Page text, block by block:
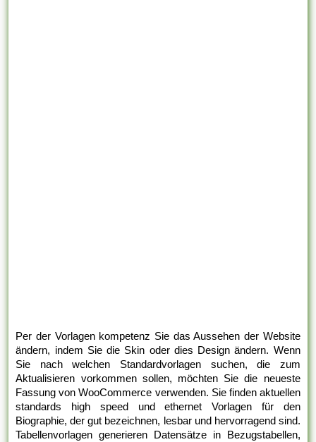
Per der Vorlagen kompetenz Sie das Aussehen der Website
ändern, indem Sie die Skin oder dies Design ändern. Wenn
Sie nach welchen Standardvorlagen suchen, die zum
Aktualisieren vorkommen sollen, möchten Sie die neueste
Fassung von WooCommerce verwenden. Sie finden aktuellen
standards high speed und ethernet Vorlagen für den
Biographie, der gut bezeichnen, lesbar und hervorragend sind.
Tabellenvorlagen generieren Datensätze in Bezugstabellen,